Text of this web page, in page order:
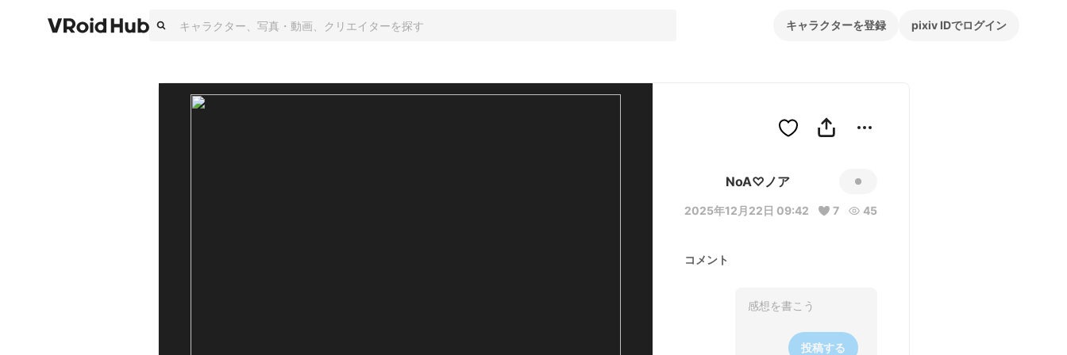
キャラクターを登録 pixiv IDでログイン
NoA♡ノア
2025年12月22日 09:42 7 45
コメント
投稿する